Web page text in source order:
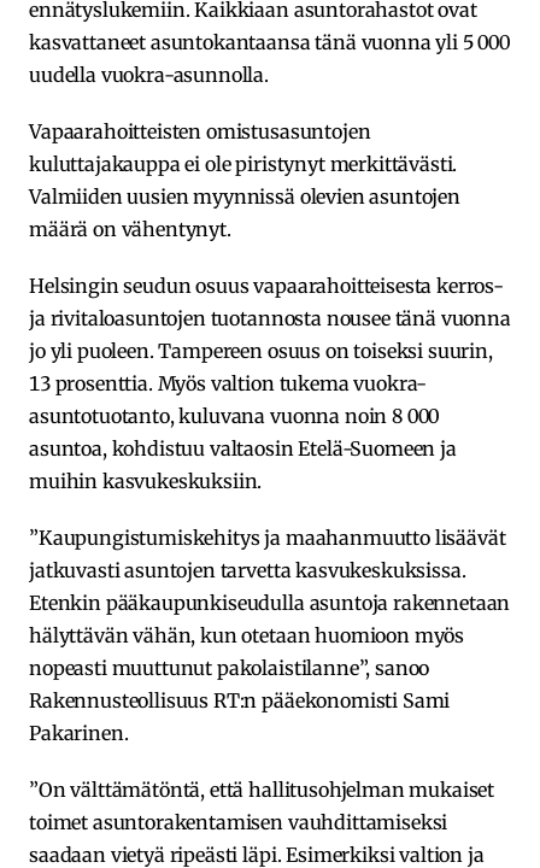
ennätyslukemiin. Kaikkiaan asuntorahastot ovat
kasvattaneet asuntokantaansa tänä vuonna yli 5 000
uudella vuokra-asunnolla.
Vapaarahoitteisten omistusasuntojen
kuluttajakauppa ei ole piristynyt merkittävästi.
Valmiiden uusien myynnissä olevien asuntojen
määrä on vähentynyt.
Helsingin seudun osuus vapaarahoitteisesta kerros-
ja rivitaloasuntojen tuotannosta nousee tänä vuonna
jo yli puoleen. Tampereen osuus on toiseksi suurin,
13 prosenttia. Myös valtion tukema vuokra-
asuntotuotanto, kuluvana vuonna noin 8 000
asuntoa, kohdistuu valtaosin Etelä-Suomeen ja
muihin kasvukeskuksiin.
”Kaupungistumiskehitys ja maahanmuutto lisäävät
jatkuvasti asuntojen tarvetta kasvukeskuksissa.
Etenkin pääkaupunkiseudulla asuntoja rakennetaan
hälyttävän vähän, kun otetaan huomioon myös
nopeasti muuttunut pakolaistilanne”, sanoo
Rakennusteollisuus RT:n pääekonomisti Sami
Pakarinen.
”On välttämätöntä, että hallitusohjelman mukaiset
toimet asuntorakentamisen vauhdittamiseksi
saadaan vietyä ripeästi läpi. Esimerkiksi valtion ja